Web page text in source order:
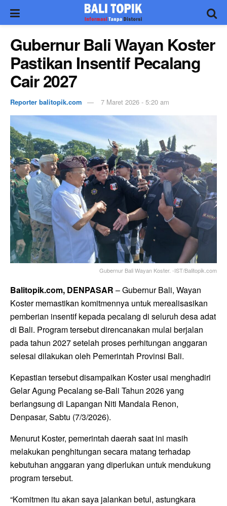
Gubernur Bali Wayan Koster
Pastikan Insentif Pecalang
Cair 2027
Reporter balitopik.com 7 Maret 2026 - 5:20 am
Gubernur Bali Wayan Koster. -IST/Balitopik.com
Balitopik.com, DENPASAR – Gubernur Bali, Wayan
Kostermemastikan komitmennya untuk merealisasikan
pemberian insentif kepada pecalang di seluruh desa adat
di Bali. Program tersebut direncanakan mulai berjalan
pada tahun 2027 setelah proses perhitungan anggaran
selesai dilakukan oleh Pemerintah Provinsi Bali.
Kepastian tersebut disampaikan Koster usai menghadiri
Gelar Agung Pecalang se-Bali Tahun 2026 yang
berlangsung di Lapangan Niti Mandala Renon,
Denpasar, Sabtu (7/3/2026).
Menurut Koster, pemerintah daerah saat ini masih
melakukan penghitungan secara matang terhadap
kebutuhan anggaran yang diperlukan untuk mendukung
program tersebut.
“Komitmen itu akan saya jalankan betul, astungkara